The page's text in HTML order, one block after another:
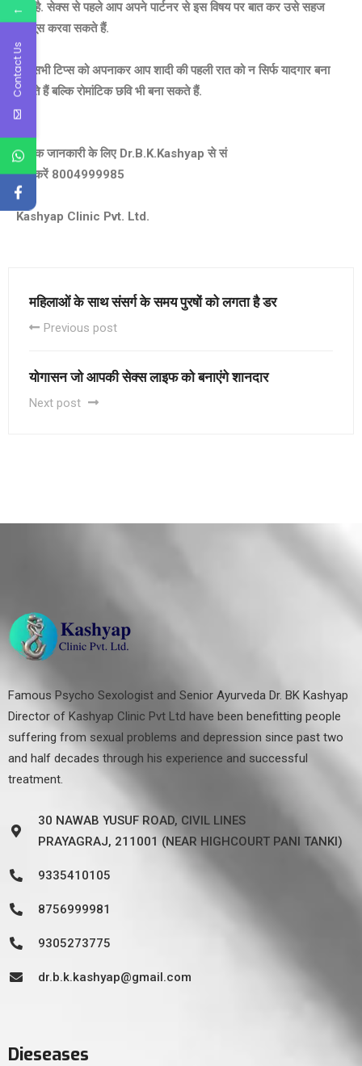
नहीं है. सेक्स से पहले आप अपने पार्टनर से इस विषय पर बात कर उसे सहज
महसूस करवा सकते हैं.
इन सभी टिप्स को अपनाकर आप शादी की पहली रात को न सिर्फ यादगार बना
सकते हैं बल्कि रोमांटिक छवि भी बना सकते हैं.
अधिक जानकारी के लिए Dr.B.K.Kashyap से सं
पर्क करें 8004999985
Kashyap Clinic Pvt. Ltd.
महिलाओं के साथ संसर्ग के समय पुरषों को लगता है डर
Previous post
योगासन जो आपकी सेक्स लाइफ को बनाएंगे शानदार
Next post
Famous Psycho Sexologist and Senior Ayurveda Dr. BK Kashyap
Director of Kashyap Clinic Pvt Ltd have been benefitting people
suffering from sexual problems and depression since past two
and half decades through his experience and successful
treatment.
30 NAWAB YUSUF ROAD, CIVIL LINES
PRAYAGRAJ, 211001 (NEAR HIGHCOURT PANI TANKI)
9335410105
8756999981
9305273775
dr.b.k.kashyap@gmail.com
Dieseases
←
Contact Us